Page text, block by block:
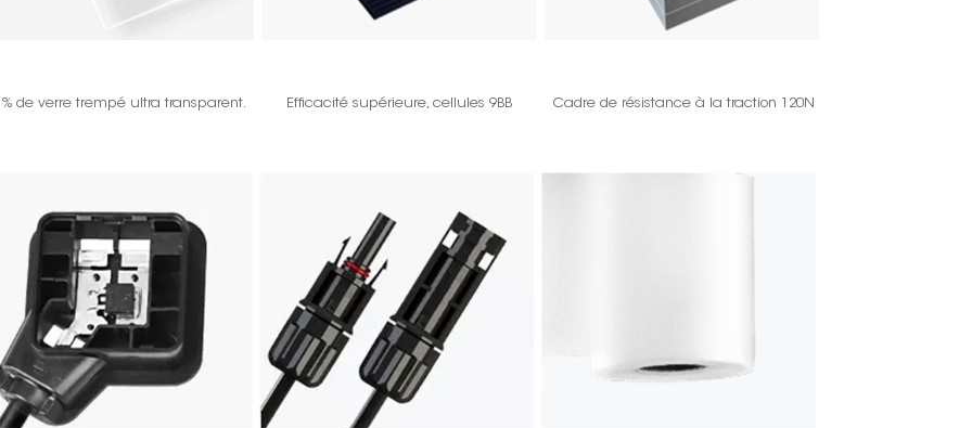
% de verre trempé ultra transparent. Efficacité supérieure, cellules 9BB Cadre de résistance à la traction 120N